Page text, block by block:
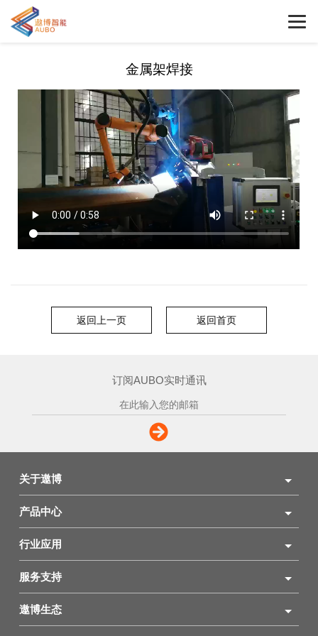
金属架焊接
返回上一页 返回首页
订阅AUBO实时通讯
关于遨博
产品中心
行业应用
服务支持
遨博生态